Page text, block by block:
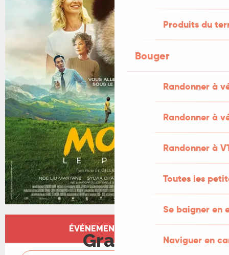
Produits du
Bouger
Randonner à
Randonner à
Randonner à
Toutes les
Se baigner en
Naviguer en
Ouverture et coordonnées
ÉVÉNEMENT TERMINÉ
Gratuit